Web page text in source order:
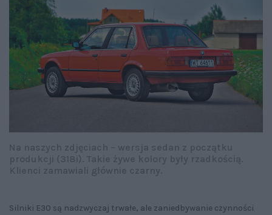
Silniki E30 są nadzwyczaj trwałe, ale zaniedbywanie czynności